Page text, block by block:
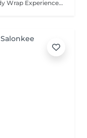
Whiskey Swaddling A Luxurious Spa Body Wrap Experience Looking to indulge and see real results? Our Whiskey Swaddling is more than just a body wrap it's a full-body ritual designed to detox, tone, and deeply nourish your skin. We tailor the wrap to your needs using active-rich formulas, then wrap you in bandages, film, and warmth to boost results. The gentle contrast in temperature combined with potent actives works wonders and the results speak for themselves: Benefits: Body detox & inch loss Firmer, smoother skin Improved tone & circulation Want to elevate your experience? While your body unwinds, why not treat your face too? We recommend a nourishing facial using Vagheggi professional skincare.